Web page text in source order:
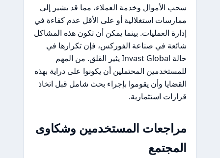
سحب الأموال وخدمة العملاء، مما قد يشير إلى
ممارسات استغلالية أو على الأقل عدم كفاءة في
إدارة العمليات. بينما يمكن أن تكون هذه المشاكل
شائعة في صناعة الفوركس، فإن تكرارها في
حالة Invast Global يثير القلق. من المهم
للمستخدمين المحتملين أن يكونوا على دراية بهذه
القضايا وأن يقوموا بإجراء بحث شامل قبل اتخاذ
قرارات استثمارية.
مراجعات المستخدمين وشكاوى
المجتمع